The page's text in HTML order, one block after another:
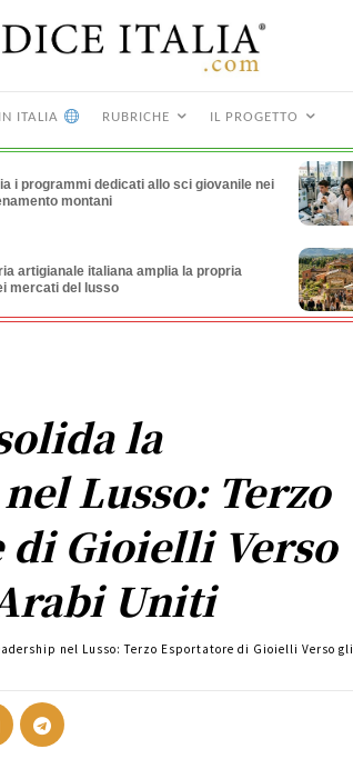
ITALIA RUBRICHE IL PROGETTO
i programmi dedicati allo sci giovanile nei
montani
artigianale italiana amplia la propria
mercati del lusso
la
Lusso: Terzo
di Gioielli Verso
Uniti
nel Lusso: Terzo Esportatore di Gioielli Verso gli